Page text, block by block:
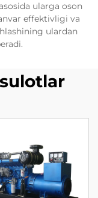
ularga oson
effektivligi va
ulardan